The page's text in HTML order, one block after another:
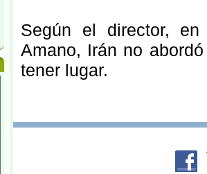
Según el director,
Amano, Irán no
tener lugar.